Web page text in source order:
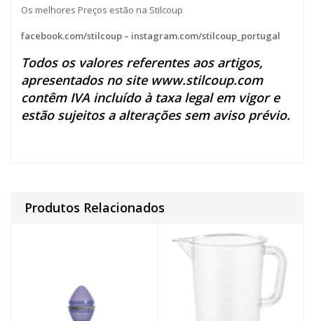
Os melhores Preços estão na Stilcoup
facebook.com/stilcoup – instagram.com/stilcoup_portugal
Todos os valores referentes aos artigos,
apresentados no site www.stilcoup.com
contêm IVA incluído à taxa legal em vigor e
estão sujeitos a alterações sem aviso prévio.
Produtos Relacionados